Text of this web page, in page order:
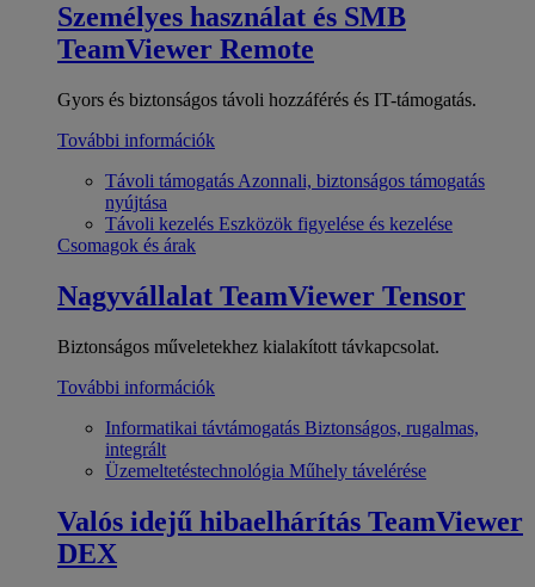
Személyes használat és SMB
TeamViewer Remote
Gyors és biztonságos távoli hozzáférés és IT-támogatás.
További információk
Távoli támogatás Azonnali, biztonságos támogatás
nyújtása
Távoli kezelés Eszközök figyelése és kezelése
Csomagok és árak
Nagyvállalat TeamViewer Tensor
Biztonságos műveletekhez kialakított távkapcsolat.
További információk
Informatikai távtámogatás Biztonságos, rugalmas,
integrált
Üzemeltetéstechnológia Műhely távelérése
Valós idejű hibaelhárítás TeamViewer
DEX